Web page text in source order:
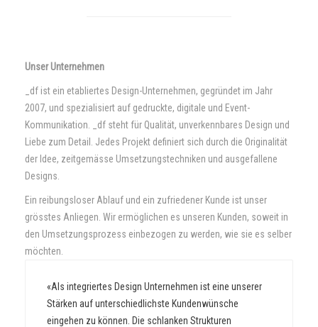
News
Contact
Unser Unternehmen
_df ist ein etabliertes Design-Unternehmen, gegründet im Jahr
2007, und spezialisiert auf gedruckte, digitale und Event-
Kommunikation. _df steht für Qualität, unverkennbares Design und
Liebe zum Detail. Jedes Projekt definiert sich durch die Originalität
der Idee, zeitgemässe Umsetzungstechniken und ausgefallene
Designs.
Ein reibungsloser Ablauf und ein zufriedener Kunde ist unser
grösstes Anliegen. Wir ermöglichen es unseren Kunden, soweit in
den Umsetzungsprozess einbezogen zu werden, wie sie es selber
möchten.
«Als integriertes Design Unternehmen ist eine unserer
Stärken auf unterschiedlichste Kundenwünsche
eingehen zu können. Die schlanken Strukturen